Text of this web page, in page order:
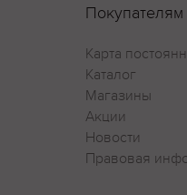
Покупателям
Карта
Каталог
Магазины
Акции
Новости
Правовая